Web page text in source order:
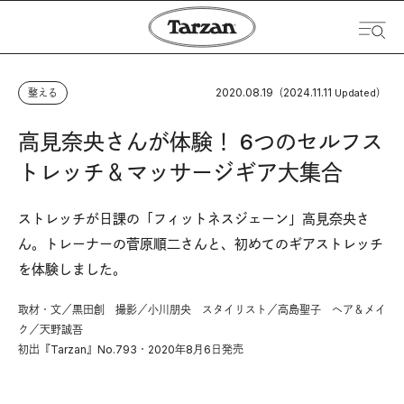
整える 2020.08.19 （2024.11.11 Updated）
高見奈央さんが体験！ 6つのセルフス
トレッチ＆マッサージギア大集合
ストレッチが日課の「フィットネスジェーン 」高見奈央さ
ん。トレーナーの菅原順二さんと、初めてのギアストレッチ
を体験しました。
取材・文／黒田創 撮影／小川朋央 スタイリスト／高島聖子 ヘア＆メイ
ク／天野誠吾
初出『Tarzan』No.793・2020年8月6日発売